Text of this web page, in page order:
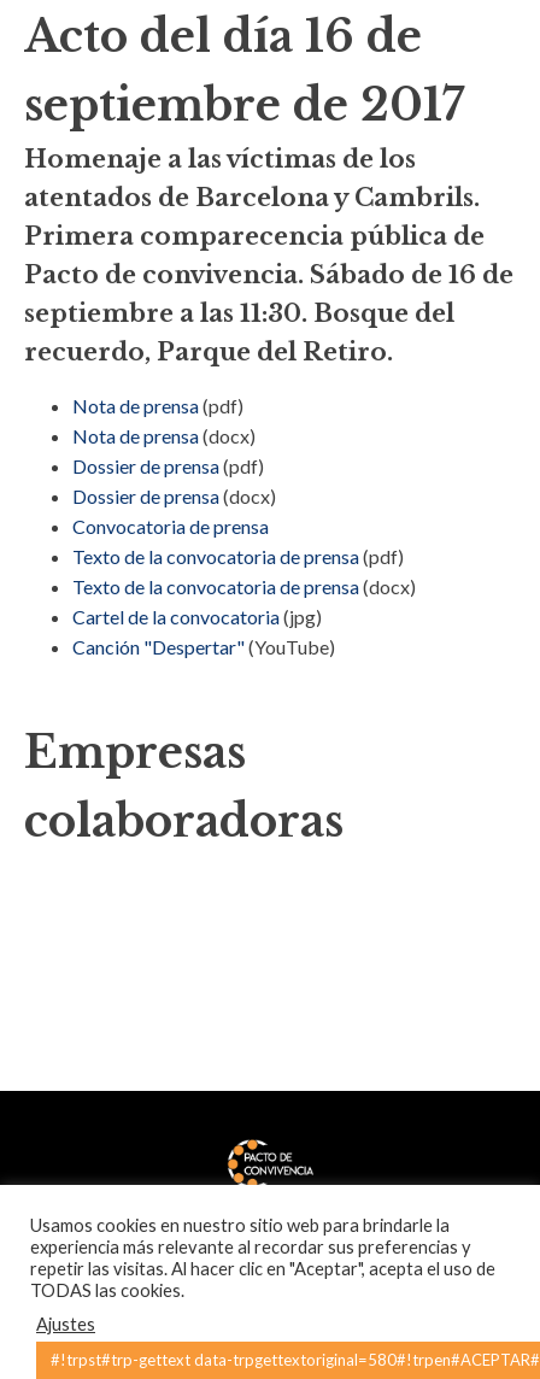
Acto del día 16 de
septiembre de 2017
Homenaje a las víctimas de los
atentados de Barcelona y Cambrils.
Primera comparecencia pública de
Pacto de convivencia. Sábado de 16 de
septiembre a las 11:30. Bosque del
recuerdo, Parque del Retiro.
Nota de prensa(pdf)
Nota de prensa(docx)
Dossier de prensa(pdf)
Dossier de prensa(docx)
Convocatoria de prensa
Texto de la convocatoria de prensa(pdf)
Texto de la convocatoria de prensa(docx)
Cartel de la convocatoria(jpg)
Canción "Despertar"(YouTube)
Empresas
colaboradoras
Política de privacidad
Usamos cookies en nuestro sitio web para brindarle la
experiencia más relevante al recordar sus preferencias y
repetir las visitas. Al hacer clic en "Aceptar", acepta el uso de
TODAS las cookies.
Ajustes
#!trpst#trp-gettext data-